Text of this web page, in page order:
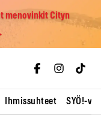
menovinkit Cityn
Ihmissuhteet SYÖ!-